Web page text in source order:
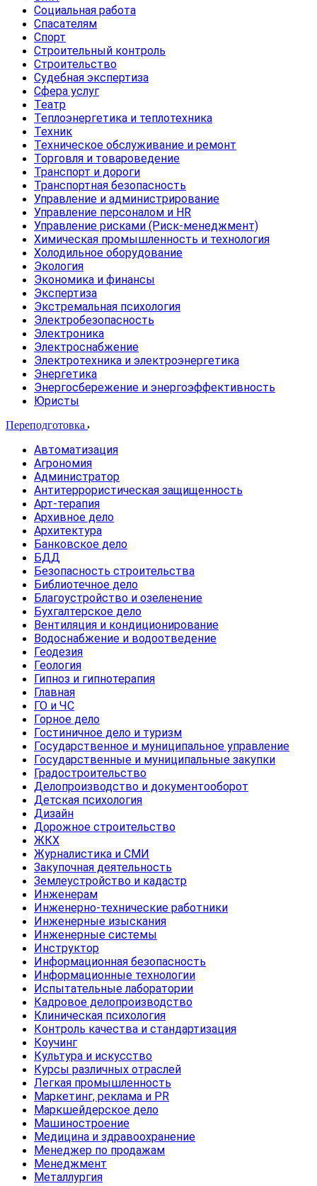
Социальная работа
Спасателям
Спорт
Строительный контроль
Строительство
Судебная экспертиза
Сфера услуг
Театр
Теплоэнергетика и теплотехника
Техник
Техническое обслуживание и ремонт
Торговля и товароведение
Транспорт и дороги
Транспортная безопасность
Управление и администрирование
Управление персоналом и HR
Управление рисками (Риск-менеджмент)
Химическая промышленность и технология
Холодильное оборудование
Экология
Экономика и финансы
Экспертиза
Экстремальная психология
Электробезопасность
Электроника
Электроснабжение
Электротехника и электроэнергетика
Энергетика
Энергосбережение и энергоэффективность
Юристы
Переподготовка
Автоматизация
Агрономия
Администратор
Антитеррористическая защищенность
Арт-терапия
Архивное дело
Архитектура
Банковское дело
БДД
Безопасность строительства
Библиотечное дело
Благоустройство и озеленение
Бухгалтерское дело
Вентиляция и кондиционирование
Водоснабжение и водоотведение
Геодезия
Геология
Гипноз и гипнотерапия
Главная
ГО и ЧС
Горное дело
Гостиничное дело и туризм
Государственное и муниципальное управление
Государственные и муниципальные закупки
Градостроительство
Делопроизводство и документооборот
Детская психология
Дизайн
Дорожное строительство
ЖКХ
Журналистика и СМИ
Закупочная деятельность
Землеустройство и кадастр
Инженерам
Инженерно-технические работники
Инженерные изыскания
Инженерные системы
Инструктор
Информационная безопасность
Информационные технологии
Испытательные лаборатории
Кадровое делопроизводство
Клиническая психология
Контроль качества и стандартизация
Коучинг
Культура и искусство
Курсы различных отраслей
Легкая промышленность
Маркетинг, реклама и PR
Маркшейдерское дело
Машиностроение
Медицина и здравоохранение
Менеджер по продажам
Менеджмент
Металлургия